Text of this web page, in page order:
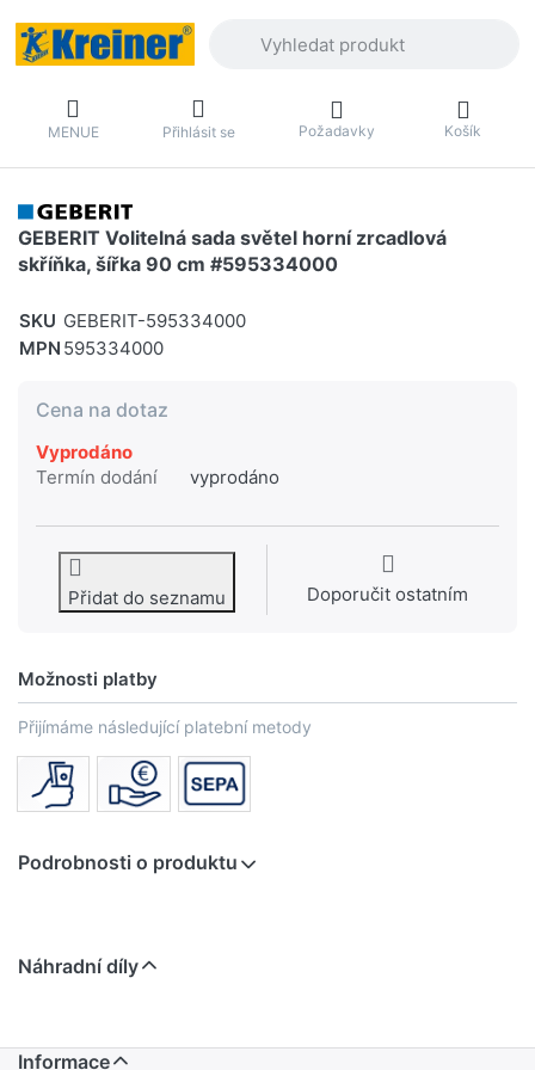
MENUE Přihlásit se Požadavky Košík
GEBERIT Volitelná sada světel horní zrcadlová
skříňka, šířka 90 cm #595334000
SKU GEBERIT-595334000
MPN 595334000
Cena na dotaz
Vyprodáno
Termín dodání
vyprodáno
Přidat do seznamu Doporučit ostatním
Možnosti platby
Přijímáme následující platební metody
Podrobnosti o produktu
Náhradní díly
Informace